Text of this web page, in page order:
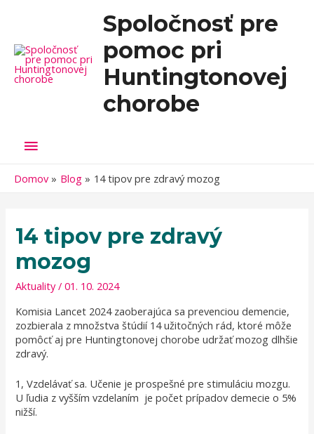
Spoločnosť pre
pomoc pri
Huntingtonovej
chorobe
Hlavné
Menu
Domov Blog 14 tipov pre zdravý mozog
14 tipov pre zdravý
mozog
Aktuality/01. 10. 2024
Komisia Lancet 2024 zaoberajúca sa prevenciou demencie,
zozbierala z množstva štúdií 14 užitočných rád, ktoré môže
pomôcť aj pre Huntingtonovej chorobe udržať mozog dlhšie
zdravý.
1, Vzdelávať sa. Učenie je prospešné pre stimuláciu mozgu.
U ľudia z vyšším vzdelaním je počet prípadov demecie o 5%
nižší.